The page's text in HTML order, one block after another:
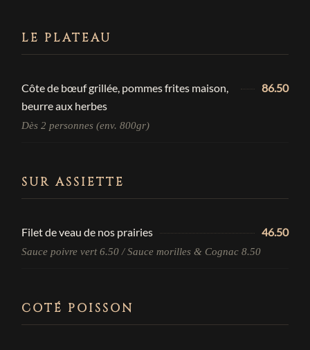
LE PLATEAU
Côte de bœuf grillée, pommes frites maison,
beurre aux herbes
86.50
Dès 2 personnes (env. 800gr)
SUR ASSIETTE
Filet de veau de nos prairies 46.50
Sauce poivre vert 6.50 / Sauce morilles & Cognac 8.50
CÔTÉ POISSON